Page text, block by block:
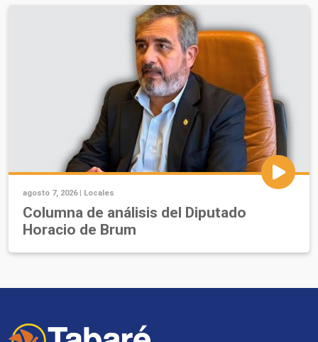
agosto 7, 2026 | Locales
Columna de análisis del Diputado
Horacio de Brum